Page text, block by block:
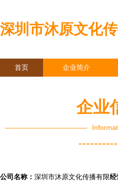
深圳市沐原文化
首页 企业简介
企业
公司名称： 深圳市沐原文化传播有限经